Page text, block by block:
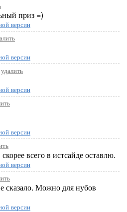
приз =)
версии
версии
удалить
версии
версии
скорее всего в истсайде оставлю.
версии
сказало. Можно для нубов
версии